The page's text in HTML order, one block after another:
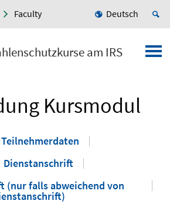
Faculty Deutsch
am IRS
Kursmodul
Teilnehmerdaten
Dienstanschrift
(nur falls abweichend von